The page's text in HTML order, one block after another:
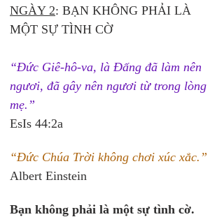
NGÀY 2: BẠN KHÔNG PHẢI LÀ
MỘT SỰ TÌNH CỜ
“Đức Giê-hô-va, là Đấng đã làm nên
ngươi, đã gây nên ngươi từ trong lòng
mẹ.”
EsIs 44:2a
“Đức Chúa Trời không chơi xúc xắc.”
Albert Einstein
Bạn không phải là một sự tình cờ.